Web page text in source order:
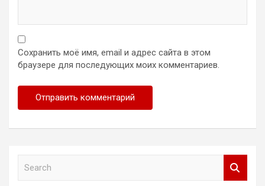
Сохранить моё имя, email и адрес сайта в этом
браузере для последующих моих комментариев.